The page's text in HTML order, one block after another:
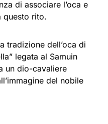
di associare l’oca e
questo rito.
tradizione dell’oca di
legata al Samuin
un dio-cavaliere
del nobile